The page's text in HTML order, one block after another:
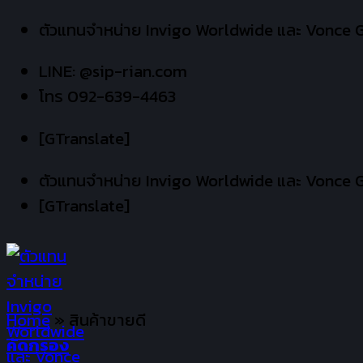
Skip
content
ตัวแทนจำหน่าย Invigo Worldwide และ Vonce
LINE: @sip-rian.com
โทร 092-639-4463
[GTranslate]
ตัวแทนจำหน่าย Invigo Worldwide และ Vonce
[GTranslate]
Home»สินค้าขายดี
คัดกรอง